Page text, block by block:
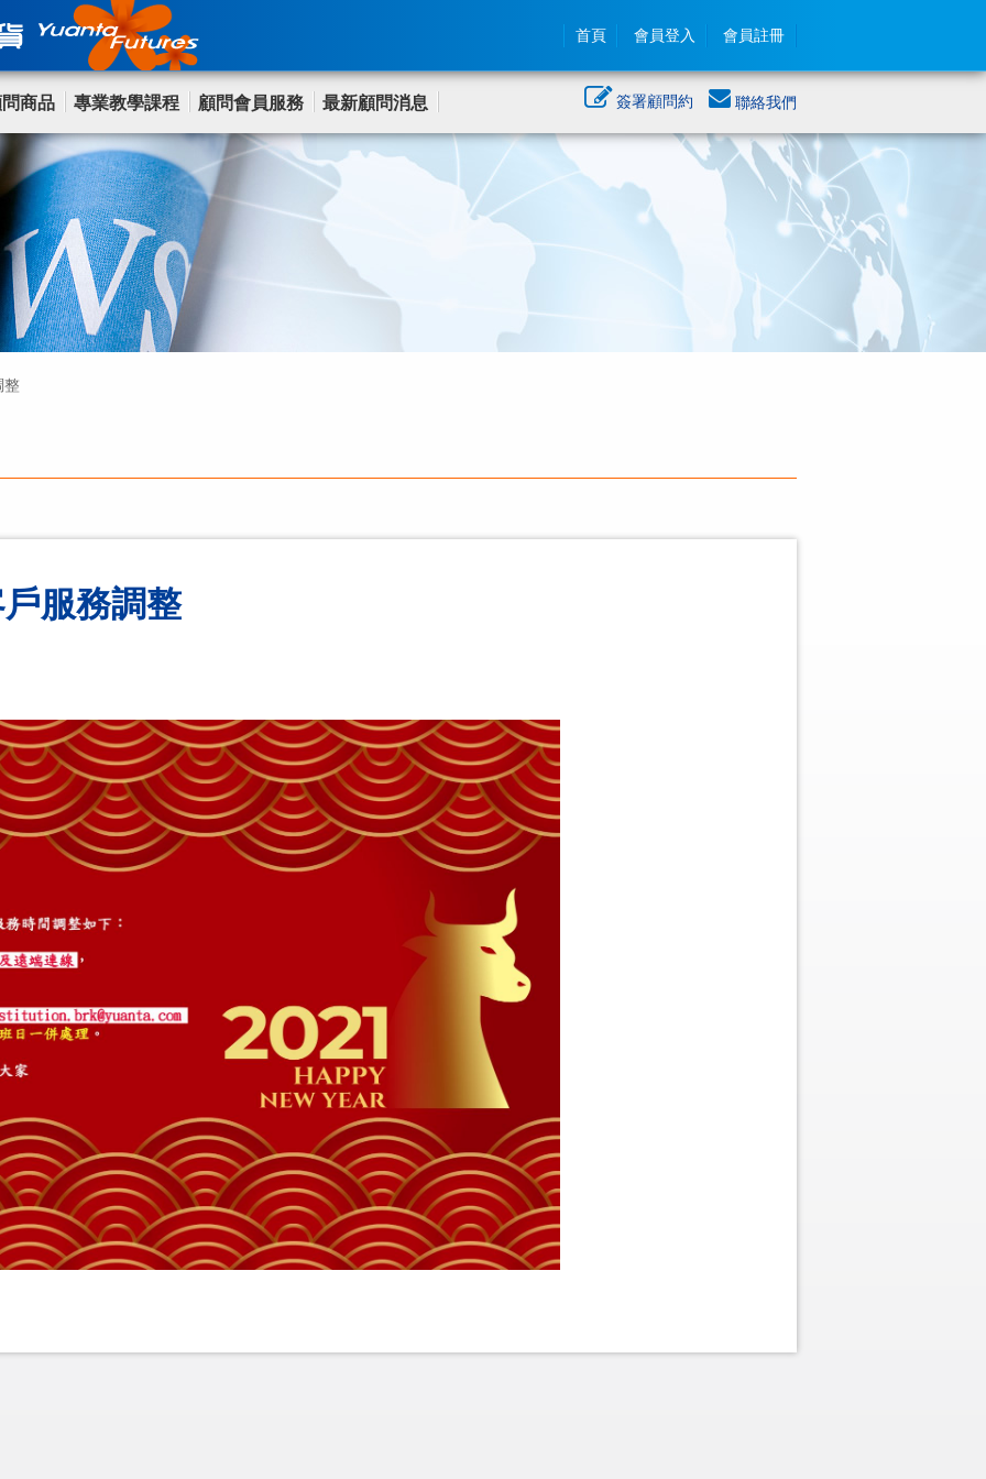
首頁 會員登入 會員註冊
商品 專業教學課程 顧問會員服務 最新顧問消息 簽署顧問約 聯絡我們
整
服務調整